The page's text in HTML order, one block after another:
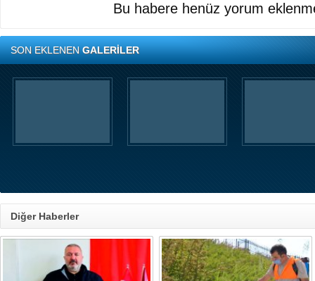
Bu habere henüz yorum
SON EKLENENGALERİLER
Diğer Haberler